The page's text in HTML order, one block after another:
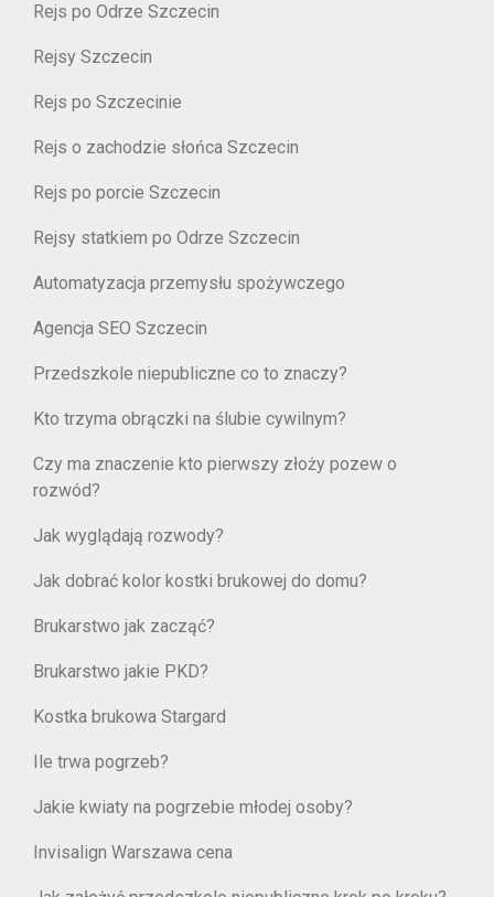
Rejs po Odrze Szczecin
Rejsy Szczecin
Rejs po Szczecinie
Rejs o zachodzie słońca Szczecin
Rejs po porcie Szczecin
Rejsy statkiem po Odrze Szczecin
Automatyzacja przemysłu spożywczego
Agencja SEO Szczecin
Przedszkole niepubliczne co to znaczy?
Kto trzyma obrączki na ślubie cywilnym?
Czy ma znaczenie kto pierwszy złoży pozew o
rozwód?
Jak wyglądają rozwody?
Jak dobrać kolor kostki brukowej do domu?
Brukarstwo jak zacząć?
Brukarstwo jakie PKD?
Kostka brukowa Stargard
Ile trwa pogrzeb?
Jakie kwiaty na pogrzebie młodej osoby?
Invisalign Warszawa cena